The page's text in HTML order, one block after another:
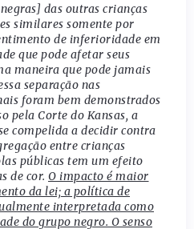
das outras crianças
similares somente por
de inferioridade em
que pode afetar seus
maneira que pode jamais
separação nas
foram bem demonstrados
pela Corte do Kansas, a
compelida a decidir contra
entre crianças
públicas tem um efeito
de cor. O impacto é maior
da lei; a política de
interpretada como
do grupo negro. O senso